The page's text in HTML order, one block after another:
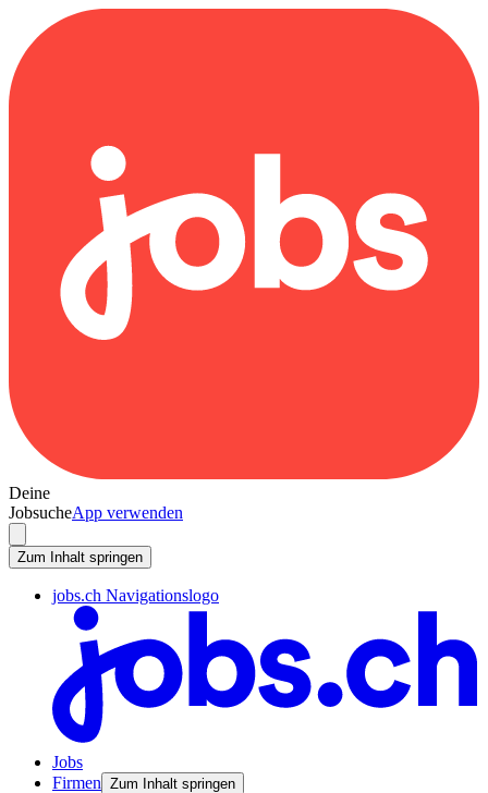
Deine
JobsucheApp verwenden
Zum Inhalt springen
jobs.ch Navigationslogo
Jobs
Firmen Zum Inhalt springen